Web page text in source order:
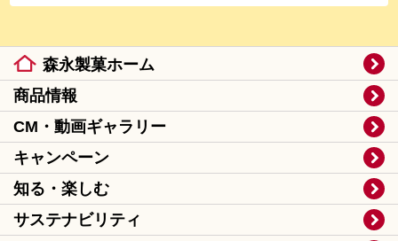
森永製菓ホーム
商品情報
CM・動画ギャラリー
キャンペーン
知る・楽しむ
サステナビリティ